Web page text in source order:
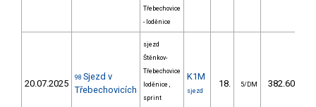
Třebechovice
- loděnice
20.07.2025
98 Sjezd v
Třebechovicích
sjezd
Štěnkov-
Třebechovice
loděnice ,
sprint
K1M
sjezd
18. 5/DM 382.60